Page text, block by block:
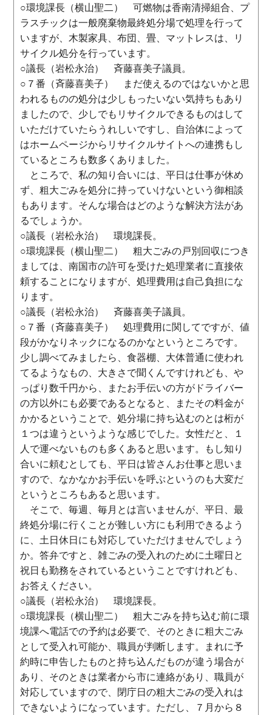
○環境課長（横山聖二） 可燃物は香南清掃組合、プ
ラスチックは一般廃棄物最終処分場で処理を行って
いますが、木製家具、布団、畳、マットレスは、リ
サイクル処分を行っています。
○議長（岩松永治） 斉藤喜美子議員。
○７番（斉藤喜美子） まだ使えるのではないかと思
われるものの処分は少しもったいない気持ちもあり
ましたので、少しでもリサイクルできるものはして
いただけていたらうれしいですし、自治体によって
はホームページからリサイクルサイトへの連携もし
ているところも数多くありました。
ところで、私の知り合いには、平日は仕事が休め
ず、粗大ごみを処分に持っていけないという御相談
もあります。そんな場合はどのような解決方法があ
るでしょうか。
○議長（岩松永治） 環境課長。
○環境課長（横山聖二） 粗大ごみの戸別回収につき
ましては、南国市の許可を受けた処理業者に直接依
頼することになりますが、処理費用は自己負担にな
ります。
○議長（岩松永治） 斉藤喜美子議員。
○７番（斉藤喜美子） 処理費用に関してですが、値
段がかなりネックになるのかなというところです。
少し調べてみましたら、食器棚、大体普通に使われ
てるようなもの、大きさで聞くんですけれども、や
っぱり数千円から、またお手伝いの方がドライバー
の方以外にも必要であるとなると、またその料金が
かかるということで、処分場に持ち込むのとは桁が
１つは違うというような感じでした。女性だと、１
人で運べないものも多くあると思います。もし知り
合いに頼むとしても、平日は皆さんお仕事と思いま
すので、なかなかお手伝いを呼ぶというのも大変だ
というところもあると思います。
そこで、毎週、毎月とは言いませんが、平日、最
終処分場に行くことが難しい方にも利用できるよう
に、土日休日にも対応していただけませんでしょう
か。答弁ですと、雑ごみの受入れのために土曜日と
祝日も勤務をされているということですけれども、
お答えください。
○議長（岩松永治） 環境課長。
○環境課長（横山聖二） 粗大ごみを持ち込む前に環
境課へ電話での予約は必要で、そのときに粗大ごみ
として受入れ可能か、職員が判断します。まれに予
約時に申告したものと持ち込んだものが違う場合が
あり、そのときは業者から市に連絡があり、職員が
対応していますので、閉庁日の粗大ごみの受入れは
できないようになっています。ただし、７月から８